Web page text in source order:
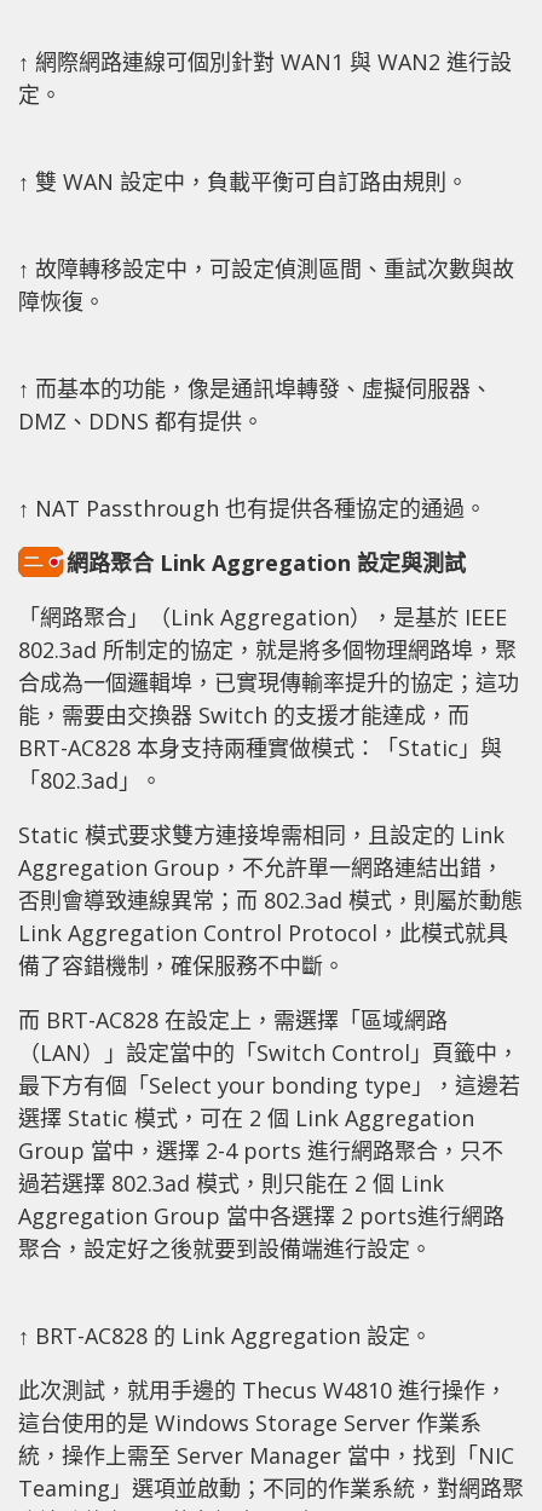
↑ 網際網路連線可個別針對 WAN1 與 WAN2 進行設
定。
↑ 雙 WAN 設定中，負載平衡可自訂路由規則。
↑ 故障轉移設定中，可設定偵測區間、重試次數與故
障恢復。
↑ 而基本的功能，像是通訊埠轉發、虛擬伺服器、
DMZ、DDNS 都有提供。
↑ NAT Passthrough 也有提供各種協定的通過。
網路聚合 Link Aggregation 設定與測試
「網路聚合」（Link Aggregation），是基於 IEEE
802.3ad 所制定的協定，就是將多個物理網路埠，聚
合成為一個邏輯埠，已實現傳輸率提升的協定；這功
能，需要由交換器 Switch 的支援才能達成，而
BRT-AC828 本身支持兩種實做模式：「Static」與
「802.3ad」。
Static 模式要求雙方連接埠需相同，且設定的 Link
Aggregation Group，不允許單一網路連結出錯，
否則會導致連線異常；而 802.3ad 模式，則屬於動態
Link Aggregation Control Protocol，此模式就具
備了容錯機制，確保服務不中斷。
而 BRT-AC828 在設定上，需選擇「區域網路
（LAN）」設定當中的「Switch Control」頁籤中，
最下方有個「Select your bonding type」，這邊若
選擇 Static 模式，可在 2 個 Link Aggregation
Group 當中，選擇 2-4 ports 進行網路聚合，只不
過若選擇 802.3ad 模式，則只能在 2 個 Link
Aggregation Group 當中各選擇 2 ports進行網路
聚合，設定好之後就要到設備端進行設定。
↑ BRT-AC828 的 Link Aggregation 設定。
此次測試，就用手邊的 Thecus W4810 進行操作，
這台使用的是 Windows Storage Server 作業系
統，操作上需至 Server Manager 當中，找到「NIC
Teaming」選項並啟動；不同的作業系統，對網路聚